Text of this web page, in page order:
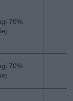
70%
70%